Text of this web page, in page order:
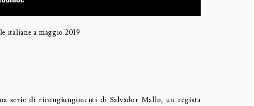
italiane a maggio 2019
serie di ricongiungimenti di Salvador Mallo, un regista